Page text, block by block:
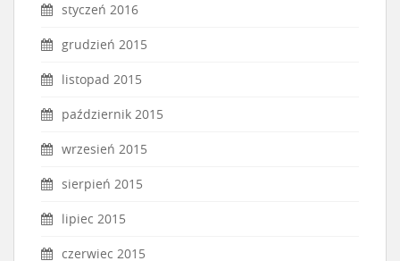
styczeń 2016
grudzień 2015
listopad 2015
październik 2015
wrzesień 2015
sierpień 2015
lipiec 2015
czerwiec 2015